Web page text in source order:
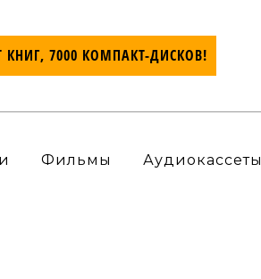
7000 КОМПАКТ-ДИСКОВ!
Фильмы Аудиокассеты